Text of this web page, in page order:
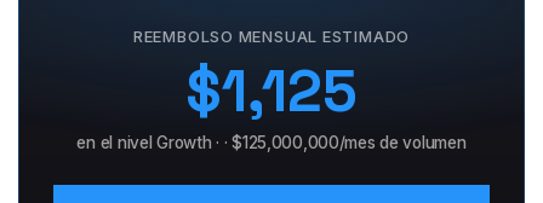
REEMBOLSO MENSUAL ESTIMADO
$1,125
en el nivelGrowth · ·$125,000,000/mes de volumen